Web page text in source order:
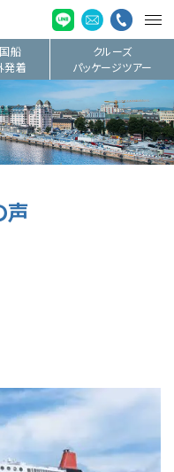
船
発着
クルーズ
パッケージツアー
声